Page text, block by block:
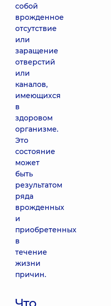
собой
врожденное
отсутствие
или
заращение
отверстий
или
каналов,
имеющихся
в
здоровом
организме.
Это
состояние
может
быть
результатом
ряда
врожденных
и
приобретенных
в
течение
жизни
причин.